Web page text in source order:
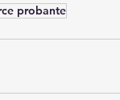
probante